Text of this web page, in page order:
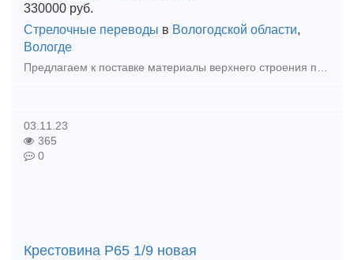
330000 руб.
Стрелочные переводы в Вологодской области,
Вологде
03.11.23
365
0
Крестовина Р65 1/9 новая